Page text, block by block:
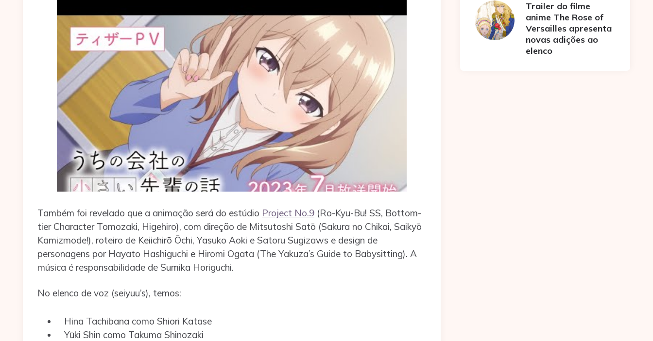
Também foi revelado que a animação será do estúdio Project No.9 (Ro-Kyu-Bu! SS, Bottom-
tier Character Tomozaki, Higehiro), com direção de Mitsutoshi Satō (Sakura no Chikai, Saikyō
Kamizmode!), roteiro de Keiichirō Ōchi, Yasuko Aoki e Satoru Sugizaws e design de
personagens por Hayato Hashiguchi e Hiromi Ogata (The Yakuza’s Guide to Babysitting). A
música é responsabilidade de Sumika Horiguchi.
No elenco de voz (seiyuu’s), temos:
Hina Tachibana como Shiori Katase
Yūki Shin como Takuma Shinozaki
Trailer do filme
anime The Rose of
Versailles apresenta
novas adições ao
elenco